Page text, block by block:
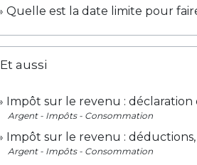
Quelle est la date limite pour
Et aussi
Impôt sur le revenu :
Argent - Impôts - Consommation
Impôt sur le revenu :
Argent - Impôts - Consommation